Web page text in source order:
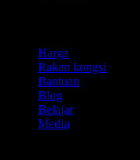
Harga
Rakan kongsi
Bantuan
Blog
Belajar
Media